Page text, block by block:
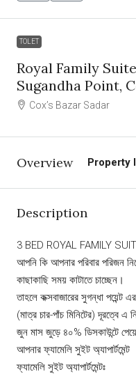
TOLET
Royal Family
Sugandha Point,
Cox’s Bazar Sadar
Overview Property
Description
3 BED ROYAL FAMILY
আপনি কি আপনার পরিবার পরিজন
কাছাকাছি সময় কাটাতে চাচ্ছেন।
তাহলে কক্সবাজারের সুগন্ধা পয়েন্ট
(মাত্র চার-পাঁচ মিনিটের) দূরত্বে এ
জুন মাস জুড়ে ৪০% ডিসকাউন্টে
আপনার ফ্যামেলি সুইট অ্যাপার্টমেন্ট
ফ্যামেলি সুইট অ্যাপার্টমেন্টঃ